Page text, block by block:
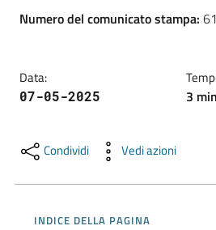
il
e
Consumatore
Numero del comunicato stampa:
Data:
07-05-2025 3 min
Condividi Vedi azioni
INDICE DELLA PAGINA